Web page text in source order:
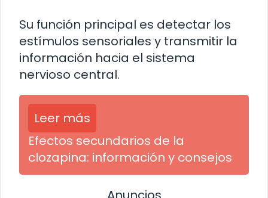
Su función principal es detectar los
estímulos sensoriales y transmitir la
información hacia el sistema
nervioso central.
Leer más
Efectos secundarios de la
clozapina: información y consejos